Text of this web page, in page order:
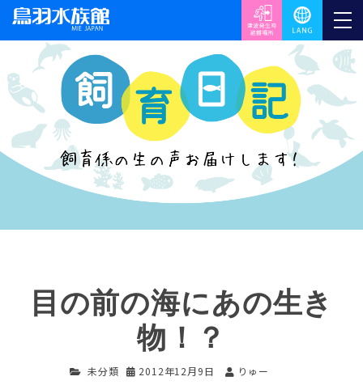
目の前の海にあの生き
物！？
未分類 2012年12月9日 りゅー